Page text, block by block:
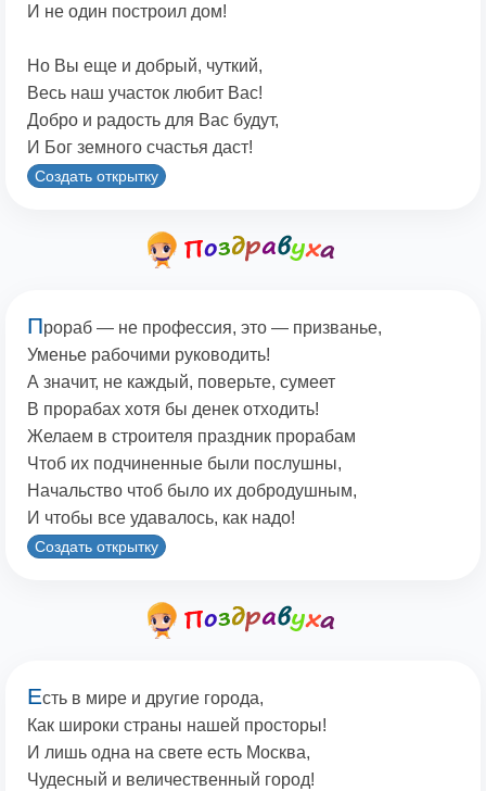
И не один построил дом!
Но Вы еще и добрый, чуткий,
Весь наш участок любит Вас!
Добро и радость для Вас будут,
И Бог земного счастья даст!
Создать открытку
Прораб — не профессия, это — призванье,
Уменье рабочими руководить!
А значит, не каждый, поверьте, сумеет
В прорабах хотя бы денек отходить!
Желаем в строителя праздник прорабам
Чтоб их подчиненные были послушны,
Начальство чтоб было их добродушным,
И чтобы все удавалось, как надо!
Создать открытку
Есть в мире и другие города,
Как широки страны нашей просторы!
И лишь одна на свете есть Москва,
Чудесный и величественный город!